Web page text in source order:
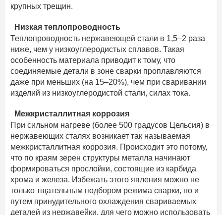
крупных трещин.
Низкая теплопроводность
Теплопроводность нержавеющей стали в 1,5–2 раза
ниже, чем у низкоуглеродистых сплавов. Такая
особенность материала приводит к тому, что
соединяемые детали в зоне сварки проплавляются
даже при меньших (на 15–20%), чем при сваривании
изделий из низкоуглеродистой стали, силах тока.
Межкристаллитная коррозия
При сильном нагреве (более 500 градусов Цельсия) в
нержавеющих сталях возникает так называемая
межкристаллитная коррозия. Происходит это потому,
что по краям зерен структуры металла начинают
формироваться прослойки, состоящие из карбида
хрома и железа. Избежать этого явления можно не
только тщательным подбором режима сварки, но и
путем принудительного охлаждения свариваемых
деталей из нержавейки, для чего можно использовать